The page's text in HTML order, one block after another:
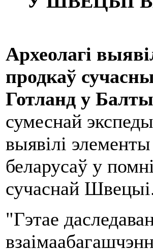
Археолагі
продкаў
Готланд у
сумеснай
выявілі
беларусаў у
сучаснай
"Гэтае